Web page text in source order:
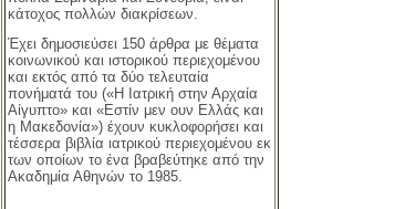
κάτοχος πολλών διακρίσεων.
Έχει δημοσιεύσει 150 άρθρα με θέματα
κοινωνικού και ιστορικού περιεχομένου
και εκτός από τα δύο τελευταία
πονήματά του («Η Ιατρική στην Αρχαία
Αίγυπτο» και «Εστίν μεν ουν Ελλάς και
η Μακεδονία») έχουν κυκλοφορήσει και
τέσσερα βιβλία ιατρικού περιεχομένου εκ
των οποίων το ένα βραβεύτηκε από την
Ακαδημία Αθηνών το 1985.